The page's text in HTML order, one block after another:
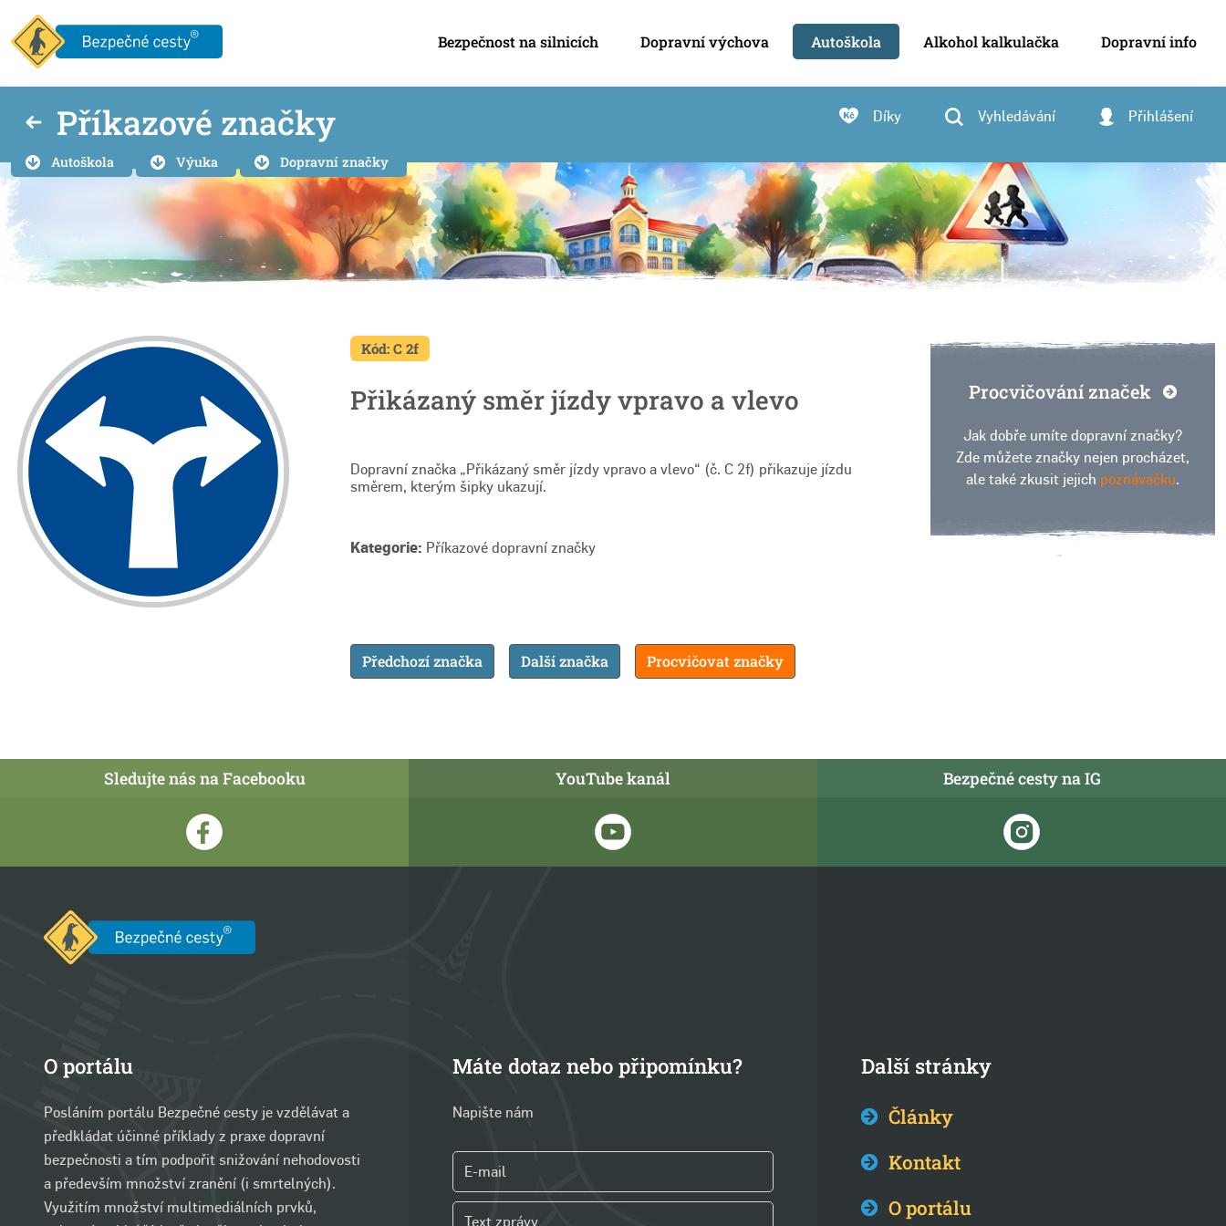
Bezpečnost na silnicích Dopravní výchova Autoškola Alkohol kalkulačka Dopravní info
Příkazové značky Díky Vyhledávání Přihlášení
Autoškola Výuka Dopravní značky
Kód: C 2f
Přikázaný směr jízdy vpravo a vlevo
Dopravní značka „Přikázaný směr jízdy vpravo a vlevo“ (č. C 2f) přikazuje jízdu
směrem, kterým šipky ukazují.
Kategorie: Příkazové dopravní značky
Předchozí značka Další značka Procvičovat značky
Procvičování značek
Jak dobře umíte dopravní značky?
Zde můžete značky nejen procházet,
ale také zkusit jejich poznávačku.
Sledujte nás na Facebooku YouTube kanál Bezpečné cesty na IG
O portálu
Posláním portálu Bezpečné cesty je vzdělávat a
předkládat účinné příklady z praxe dopravní
bezpečnosti a tím podpořit snižování nehodovosti
a především množství zranění (i smrtelných).
Využitím množství multimediálních prvků,
Máte dotaz nebo připomínku?
Napište nám
Další stránky
Články
Kontakt
O portálu